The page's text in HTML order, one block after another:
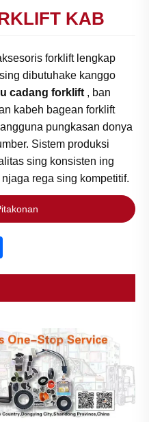
KAB
forklift lengkap
dibutuhake kanggo
cadang forklift , ban
kabeh bagean forklift
pungkasan donya
Sistem produksi
sing konsisten ing
rega sing kompetitif.